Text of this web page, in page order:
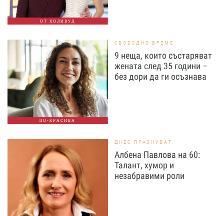
ОТ ХОЛИВУД
ПО-КРАСИВА
СВОБОДНО ВРЕМЕ
9 неща, които състаряват
жената след 35 години –
без дори да ги осъзнава
ДНЕС ПРАЗНУВАТ
Албена Павлова на 60:
Талант, хумор и
незабравими роли